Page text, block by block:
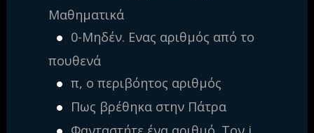
Μαθηματικά
0-Μηδέν. Ενας αριθμός από το
πουθενά
π, ο περιβόητος αριθμός
Πως βρέθηκα στην Πάτρα